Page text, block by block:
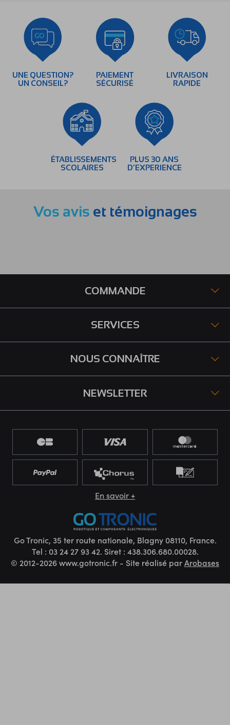
UNE QUESTION?
UN CONSEIL?
PAIEMENT
SÉCURISÉ
LIVRAISON
RAPIDE
ÉTABLISSEMENTS
SCOLAIRES
PLUS 30 ANS
D’EXPERIENCE
Vos avis et témoignages
COMMANDE
SERVICES
NOUS CONNAÎTRE
NEWSLETTER
En savoir +
Go Tronic, 35 ter route nationale, Blagny 08110, France.
Tel : 03 24 27 93 42. Siret : 438.306.680.00028.
© 2012-2026 www.gotronic.fr - Site réalisé parArobases